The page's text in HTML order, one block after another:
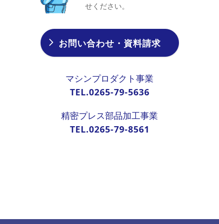
せください。
お問い合わせ・資料請求
マシンプロダクト事業
TEL.0265-79-5636
精密プレス部品加工事業
TEL.0265-79-8561